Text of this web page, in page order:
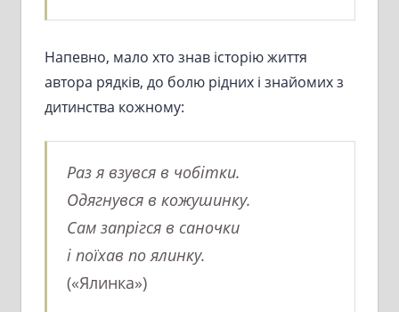
Напевно, мало хто знав історію життя
автора рядків, до болю рідних і знайомих з
дитинства кожному:
Раз я взувся в чобітки.
Одягнувся в кожушинку.
Сам запрігся в саночки
і поїхав по ялинку.
(«Ялинка»)